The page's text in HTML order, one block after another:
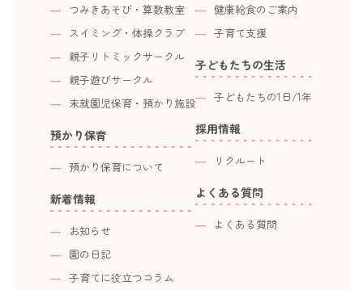
つみきあそび・算数教室
スイミング・体操クラブ
親子リトミックサークル
親子遊びサークル
未就園児保育・預かり施設
預かり保育
預かり保育について
新着情報
お知らせ
園の日記
子育てに役立つコラム
健康給食のご案内
子育て支援
子どもたちの生活
子どもたちの1日/1年
採用情報
リクルート
よくある質問
よくある質問